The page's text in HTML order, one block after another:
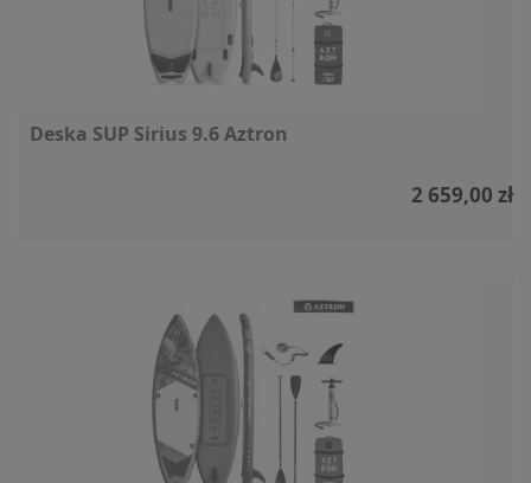
Deska SUP Sirius 9.6 Aztron
2 659,00 zł